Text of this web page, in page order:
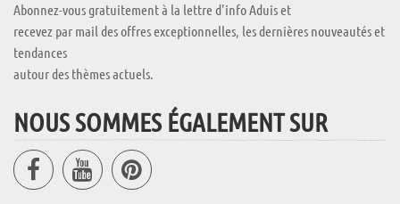
Abonnez-vous gratuitement à la lettre d'info Aduis et
recevez par mail des offres exceptionnelles, les dernières nouveautés et
tendances
autour des thèmes actuels.
NOUS SOMMES ÉGALEMENT SUR